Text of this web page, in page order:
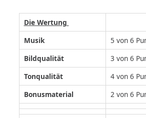
Die Wertung
Musik
5 von 6
Bildqualität
3 von 6
Tonqualität
4 von 6
Bonusmaterial
2 von 6